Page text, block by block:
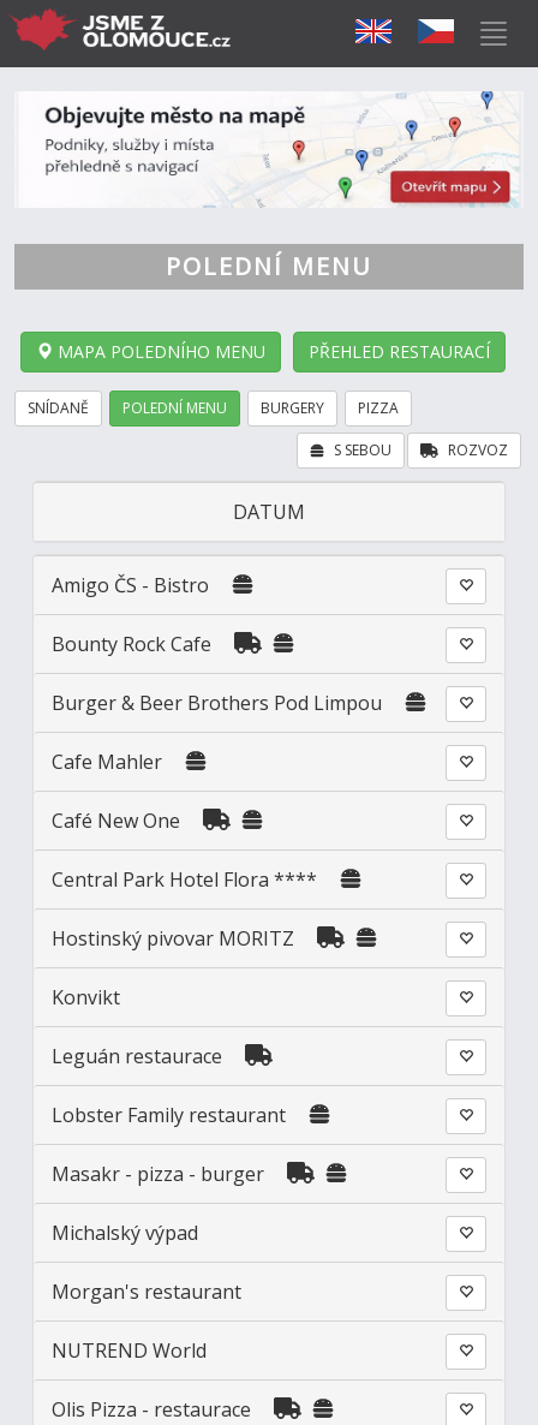
POLEDNÍ MENU
MAPA POLEDNÍHO MENU PŘEHLED RESTAURACÍ
SNÍDANĚ POLEDNÍ MENU BURGERY PIZZA
ROZVOZ
S SEBOU
DATUM
Amigo ČS - Bistro
Bounty Rock Cafe
Burger & Beer Brothers Pod Limpou
Cafe Mahler
Café New One
Central Park Hotel Flora ****
Hostinský pivovar MORITZ
Konvikt
Leguán restaurace
Lobster Family restaurant
Masakr - pizza - burger
Michalský výpad
Morgan's restaurant
NUTREND World
Olis Pizza - restaurace